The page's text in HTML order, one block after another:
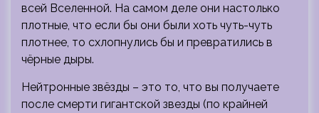
всей Вселенной. На самом деле они настолько
плотные, что если бы они были хоть чуть-чуть
плотнее, то схлопнулись бы и превратились в
чёрные дыры.
Нейтронные звёзды – это то, что вы получаете
после смерти гигантской звезды (по крайней